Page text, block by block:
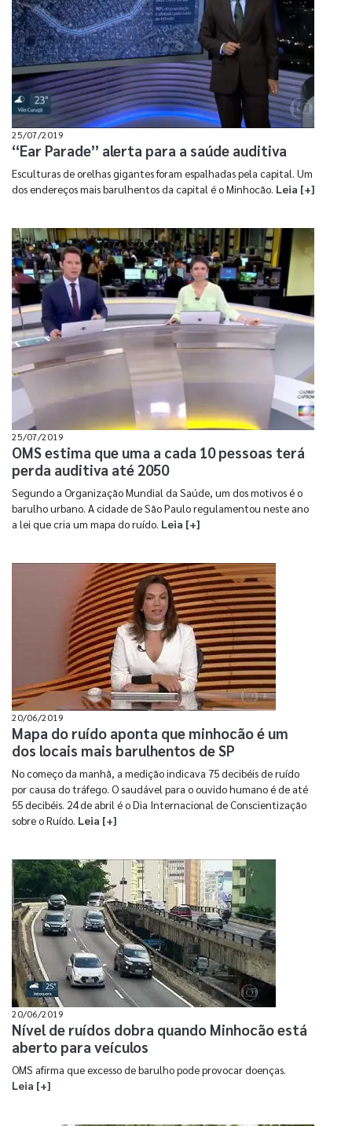
25/07/2019
“Ear Parade” alerta para a saúde auditiva
Esculturas de orelhas gigantes foram espalhadas pela capital. Um
dos endereços mais barulhentos da capital é o Minhocão. Leia [+]
25/07/2019
OMS estima que uma a cada 10 pessoas terá
perda auditiva até 2050
Segundo a Organização Mundial da Saúde, um dos motivos é o
barulho urbano. A cidade de São Paulo regulamentou neste ano
a lei que cria um mapa do ruído. Leia [+]
20/06/2019
Mapa do ruído aponta que minhocão é um
dos locais mais barulhentos de SP
No começo da manhã, a medição indicava 75 decibéis de ruído
por causa do tráfego. O saudável para o ouvido humano é de até
55 decibéis. 24 de abril é o Dia Internacional de Conscientização
sobre o Ruído. Leia [+]
20/06/2019
Nível de ruídos dobra quando Minhocão está
aberto para veículos
OMS afirma que excesso de barulho pode provocar doenças.
Leia [+]